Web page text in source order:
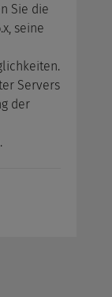
Sie die
seine
Servers
der